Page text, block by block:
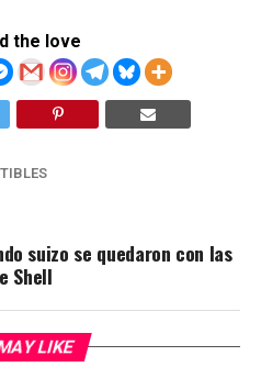
the love
suizo se quedaron con las
Shell
LIKE